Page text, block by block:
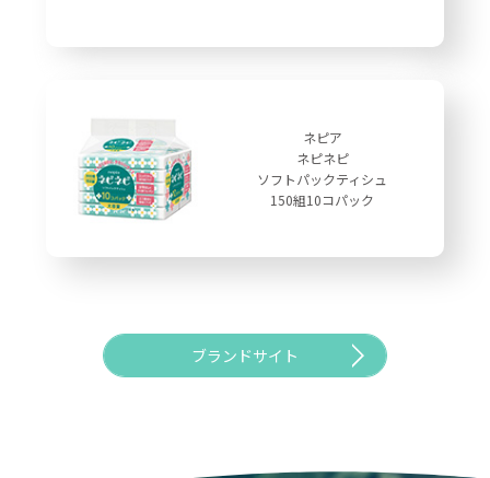
ネピア
ネピネピ
ソフトパックティシュ
150組10コパック
ブランドサイト